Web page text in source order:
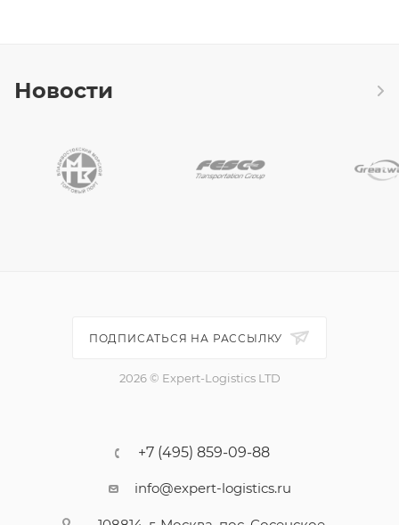
Новости
ПОДПИСАТЬСЯ НА РАССЫЛКУ
2026 © Expert-Logistics LTD
+7 (495) 859-09-88
info@expert-logistics.ru